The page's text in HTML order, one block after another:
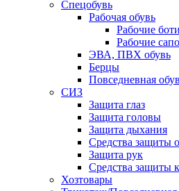
Спецобувь
Рабочая обувь
Рабочие
Рабочие
ЭВА, ПВХ обувь
Берцы
Повседневная
СИЗ
Защита глаз
Защита головы
Защита дыхания
Средства защиты
Защита рук
Средства защиты
Хозтовары